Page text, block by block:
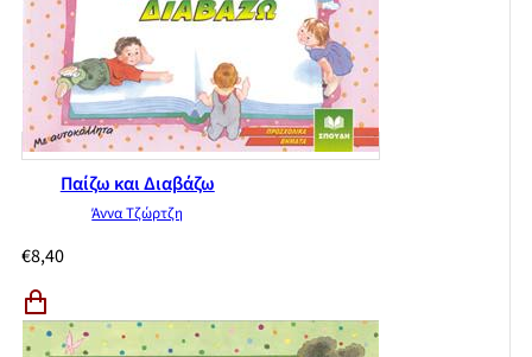
Παίζω και Διαβάζω
Άννα Τζώρτζη
€8,40